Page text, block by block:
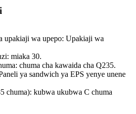
upakiaji wa upepo: Upakiaji wa
miaka 30.
chuma cha kawaida cha Q235.
ya sandwich ya EPS yenye unene
chuma): kubwa ukubwa C chuma